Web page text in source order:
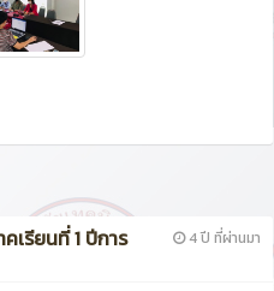
4 ปี ที่ผ่านมา
เรียนที่ 1 ปีการ